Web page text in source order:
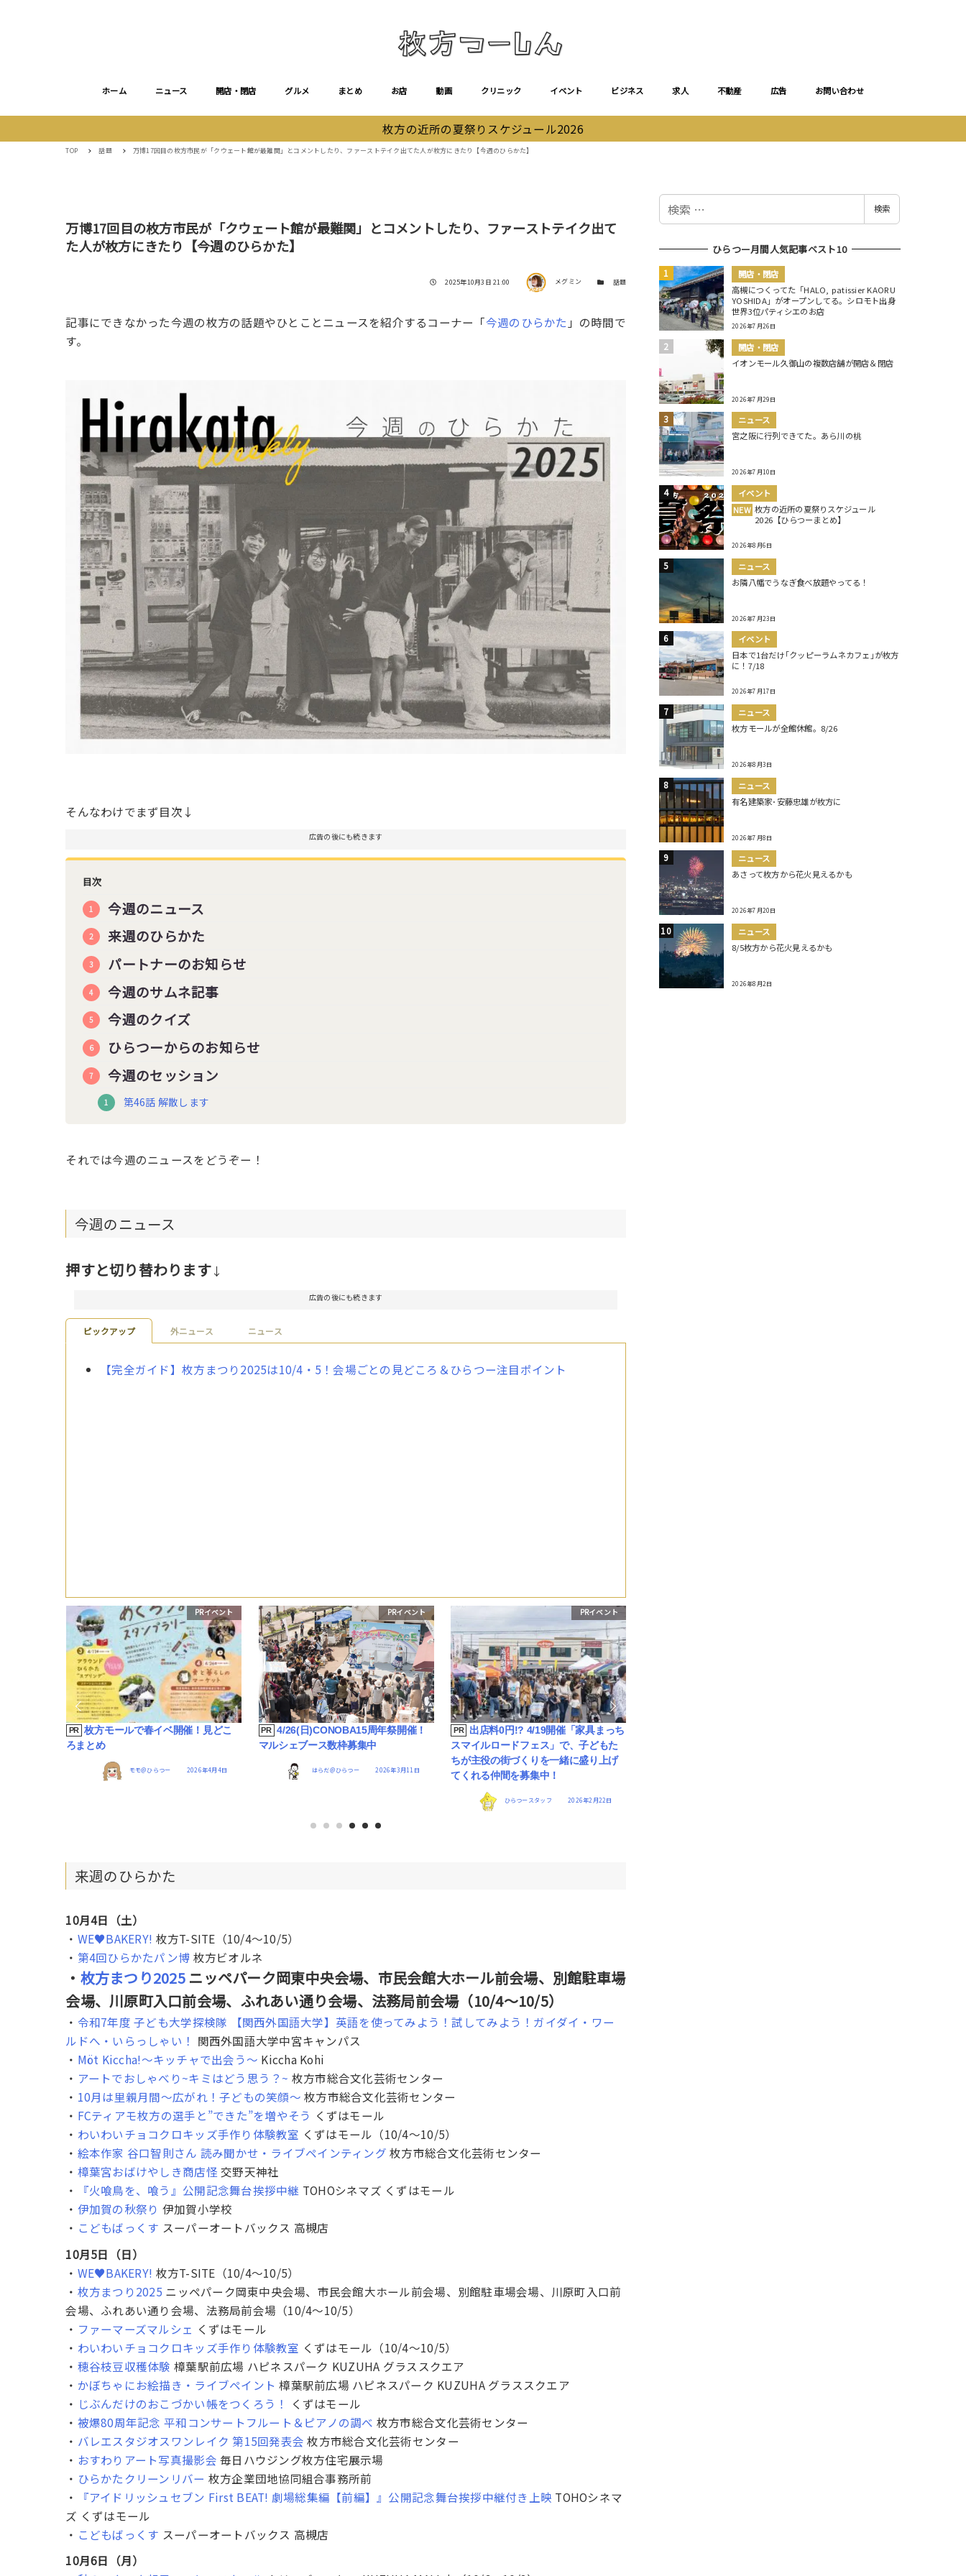
ホーム ニュース 開店・閉店 グルメ まとめ お店 動画 クリニック イベント ビジネス 求人 不動産 広告 お問い合わせ
枚方の近所の夏祭りスケジュール2026
TOP 話題 万博17回目の枚方市民が「クウェート館が最難関」とコメントしたり、ファーストテイク出てた人が枚方にきたり【今週のひらかた】
万博17回目の枚方市民が「クウェート館が最難関」とコメントしたり、ファーストテイク出て
た人が枚方にきたり【今週のひらかた】
投稿日
2025年10月3日 21:00 著者 メグミン カテゴリー
話題
記事にできなかった今週の枚方の話題やひとことニュースを紹介するコーナー「今週のひらかた 」の時間で
す。
そんなわけでまず目次↓
広告の後にも続きます
目次
今週のニュース
来週のひらかた
パートナーのお知らせ
今週のサムネ記事
今週のクイズ
ひらつーからのお知らせ
今週のセッション
第46話 解散します
それでは今週のニュースをどうぞー！
今週のニュース
押すと切り替わります↓
広告の後にも続きます
ピックアップ 外ニュース ニュース
【完全ガイド】枚方まつり2025は10/4・5！会場ごとの見どころ＆ひらつー注目ポイント
PRイベント
PR
枚方モールで春イベ開催！見どこ
ろまとめ
モモ＠ひらつー 2026年4月4日
PRイベント
PR
4/26(日)CONOBA15周年祭開催！
マルシェブース数枠募集中
はらだ＠ひらつー 2026年3月11日
PRイベント
PR
出店料0円!? 4/19開催「家具まっち
スマイルロードフェス」で、子どもた
ちが主役の街づくりを一緒に盛り上げ
てくれる仲間を募集中！
ひらつースタッフ 2026年2月22日
来週のひらかた
10月4日（土）
・ WE♥BAKERY! 枚方T-SITE（10/4〜10/5）
・ 第4回ひらかたパン博 枚方ビオルネ
・ 枚方まつり2025 ニッペパーク岡東中央会場、市民会館大ホール前会場、別館駐車場
会場、川原町入口前会場、ふれあい通り会場、法務局前会場（10/4〜10/5）
・ 令和7年度 子ども大学探検隊 【関西外国語大学】英語を使ってみよう！試してみよう！ガイダイ・ワー
ルドへ・いらっしゃい！ 関西外国語大学中宮キャンパス
・ Möt Kiccha!〜キッチャで出会う〜 Kiccha Kohi
・ アートでおしゃべり~キミはどう思う？~ 枚方市総合文化芸術センター
・ 10月は里親月間～広がれ！子どもの笑顔～ 枚方市総合文化芸術センター
・ FCティアモ枚方の選手と”できた”を増やそう くずはモール
・ わいわいチョコクロキッズ手作り体験教室 くずはモール（10/4〜10/5）
・ 絵本作家 谷口智則さん 読み聞かせ・ライブペインティング 枚方市総合文化芸術センター
・ 樟葉宮おばけやしき商店怪 交野天神社
・
『火喰鳥を、喰う』公開記念舞台挨拶中継 TOHOシネマズ くずはモール
・ 伊加賀の秋祭り 伊加賀小学校
・ こどもばっくす スーパーオートバックス 高槻店
10月5日（日）
・ WE♥BAKERY! 枚方T-SITE（10/4〜10/5）
・ 枚方まつり2025 ニッペパーク岡東中央会場、市民会館大ホール前会場、別館駐車場会場、川原町入口前
会場、ふれあい通り会場、法務局前会場（10/4〜10/5）
・ ファーマーズマルシェ くずはモール
・ わいわいチョコクロキッズ手作り体験教室 くずはモール（10/4〜10/5）
・ 穂谷枝豆収穫体験 樟葉駅前広場 ハピネスパーク KUZUHA グラススクエア
・ かぼちゃにお絵描き・ライブペイント 樟葉駅前広場 ハピネスパーク KUZUHA グラススクエア
・ じぶんだけのおこづかい帳をつくろう！
くずはモール
・ 被爆80周年記念 平和コンサートフルート＆ピアノの調べ 枚方市総合文化芸術センター
・ バレエスタジオスワンレイク 第15回発表会 枚方市総合文化芸術センター
・ おすわりアート写真撮影会 毎日ハウジング枚方住宅展示場
・ ひらかたクリーンリバー 枚方企業団地協同組合事務所前
・
『アイドリッシュセブン First BEAT! 劇場総集編【前編】』公開記念舞台挨拶中継付き上映 TOHOシネマ
ズ くずはモール
・ こどもばっくす スーパーオートバックス 高槻店
10月6日（月）
検
検索
ひらつー月間人気記事ベスト10
開店・閉店
高槻につくってた「HALO, patissier KAORU
YOSHIDA」がオープンしてる。シロモト出身
世界3位パティシエのお店
2026年7月26日
開店・閉店
イオンモール久御山の複数店舗が開店＆閉店
2026年7月29日
ニュース
宮之阪に行列できてた。あら川の桃
2026年7月10日
イベント
NEW 枚方の近所の夏祭りスケジュール
2026【ひらつーまとめ】
2026年8月6日
ニュース
お隣八幡でうなぎ食べ放題やってる！
2026年7月23日
イベント
日本で1台だけ｢クッピーラムネカフェ｣が枚方
に！7/18
2026年7月17日
ニュース
枚方モールが全館休館。8/26
2026年8月3日
ニュース
有名建築家･安藤忠雄が枚方に
2026年7月8日
ニュース
あさって枚方から花火見えるかも
2026年7月20日
ニュース
8/5枚方から花火見えるかも
2026年8月2日